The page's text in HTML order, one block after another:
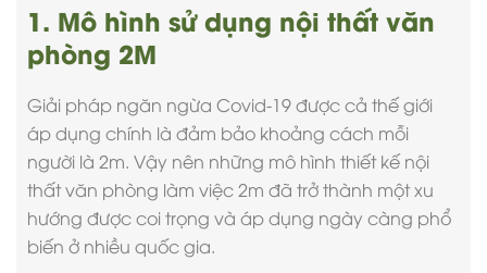
1. Mô hình sử dụng nội thất văn
phòng 2M
Giải pháp ngăn ngừa Covid-19 được cả thế giới
áp dụng chính là đảm bảo khoảng cách mỗi
người là 2m. Vậy nên những mô hình thiết kế nội
thất văn phòng làm việc 2m đã trở thành một xu
hướng được coi trọng và áp dụng ngày càng phổ
biến ở nhiều quốc gia.